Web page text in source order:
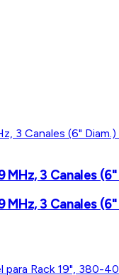
3 Canales
3 Canales